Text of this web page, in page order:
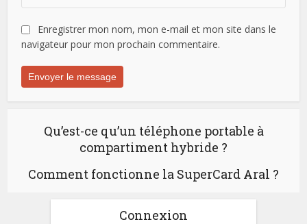
Enregistrer mon nom, mon e-mail et mon site dans le
navigateur pour mon prochain commentaire.
Qu’est-ce qu’un téléphone portable à
compartiment hybride ?
Comment fonctionne la SuperCard Aral ?
Connexion